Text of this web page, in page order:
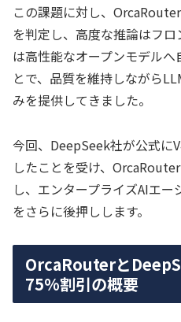
この課題に対し、
を判定し、高度な推論はフ
は高性能なオープンモデル
とで、品質を維持しながら
みを提供してきました。
今回、DeepSeek社が公式に
したことを受け、
し、エンタープライズAIエ
をさらに後押しします。
OrcaRouterと
75%割引の概要